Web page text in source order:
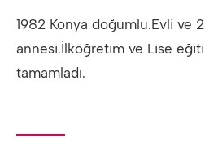
1982 Konya doğumlu.Evli ve
annesi.İlköğretim ve Lise
tamamladı.